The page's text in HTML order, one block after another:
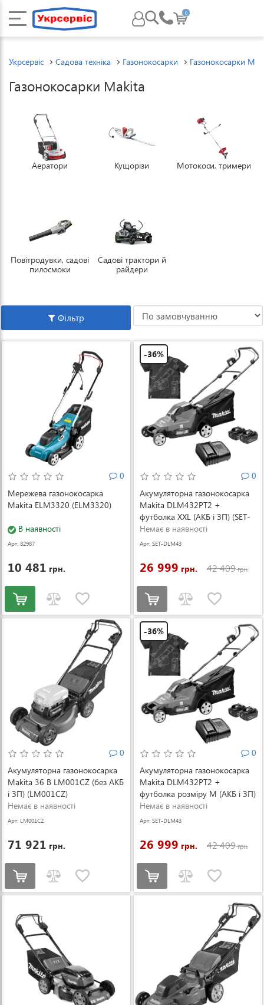
0
Укрсервіс Садова техніка Газонокосарки Газонокосарки
Газонокосарки Makita
Аератори Кущорізи Мотокоси, тримери
Повітродувки, садові
пилосмоки
Садові трактори й
райдери
Фільтр
0
Мережева газонокосарка
Makita ELM3320 (ELM3320)
В наявності
Арт: 82987
10 481 грн.
-36%
0
Акумуляторна газонокосарка
Makita DLM432PT2 +
футболка XXL (АКБ і ЗП) (SET-
DLM432PT2-XXL-0526)
Немає в наявності
Арт: SET-DLM43
26 999 грн. 42 409грн.
0
Акумуляторна газонокосарка
Makita 36 В LM001CZ (без АКБ
і ЗП) (LM001CZ)
Немає в наявності
Арт: LM001CZ
71 921 грн.
-36%
0
Акумуляторна газонокосарка
Makita DLM432PT2 +
футболка розміру M (АКБ і ЗП)
(SET-DLM432PT2-M-0526)
Немає в наявності
Арт: SET-DLM43
26 999 грн. 42 409грн.